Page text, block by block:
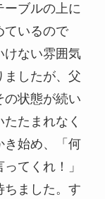
ーブルの上に
ているので
けない雰囲気
ましたが、父
の状態が続い
たまれなく
き始め、「何
てくれ！」
ちました。す